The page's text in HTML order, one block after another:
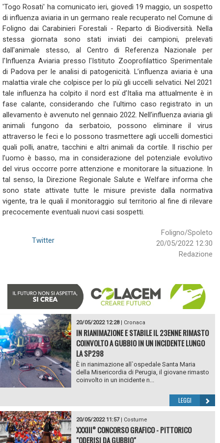
'Togo Rosati' ha comunicato ieri, giovedì 19 maggio, un sospetto
di influenza aviaria in un germano reale recuperato nel Comune di
Foligno dai Carabinieri Forestali - Reparto di Biodiversità. Nella
stessa giornata sono stati inviati dei campioni, prelevati
dall'animale stesso, al Centro di Referenza Nazionale per
l'Influenza Aviaria presso l'Istituto Zooprofilattico Sperimentale
di Padova per le analisi di patogenicità. L’influenza aviaria è una
malattia virale che colpisce per lo più gli uccelli selvatici. Nel 2021
tale influenza ha colpito il nord est d’Italia ma attualmente è in
fase calante, considerando che l'ultimo caso registrato in un
allevamento è avvenuto nel gennaio 2022. Nell’influenza aviaria gli
animali fungono da serbatoio, possono eliminare il virus
attraverso le feci e lo possono trasmettere agli uccelli domestici
quali polli, anatre, tacchini e altri animali da cortile. Il rischio per
l’uomo è basso, ma in considerazione del potenziale evolutivo
del virus occorre porre attenzione e monitorare la situazione. In
tal senso, la Direzione Regionale Salute e Welfare informa che
sono state attivate tutte le misure previste dalla normativa
vigente, tra le quali il monitoraggio sul territorio al fine di rilevare
precocemente eventuali nuovi casi sospetti.
Foligno/Spoleto
20/05/2022 12:30
Redazione
Twitter
20/05/2022 12:28| Cronaca
IN RIANIMAZIONE E STABILE IL 23ENNE RIMASTO
COINVOLTO A GUBBIO IN UN INCIDENTE LUNGO
LA SP298
È in rianimazione all`ospedale Santa Maria
della Misericordia di Perugia, il giovane rimasto
coinvolto in un incidente n...
LEGGI
20/05/2022 11:57| Costume
XXXIII° CONCORSO GRAFICO - PITTORICO
"ODERISI DA GUBBIO"